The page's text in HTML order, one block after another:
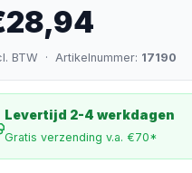
BTW · Artikelnummer: 17190
Levertijd 2-4 werkdagen
Gratis verzending v.a. €70*